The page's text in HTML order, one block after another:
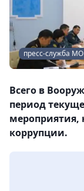
пресс-служба
Всего в
период
мероприятия,
коррупции.